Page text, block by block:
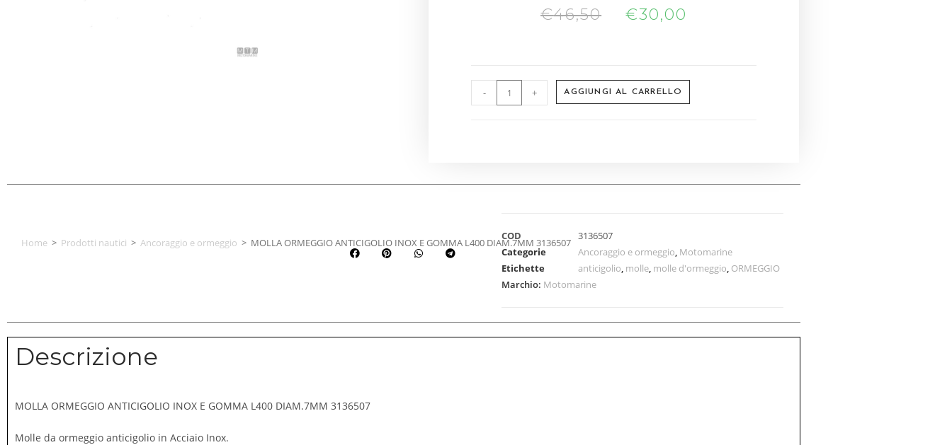
€46,50 €30,00
- + AGGIUNGI AL CARRELLO
Home > Prodotti nautici > Ancoraggio e ormeggio > MOLLA ORMEGGIO ANTICIGOLIO INOX E GOMMA L400 DIAM.7MM 3136507
COD
3136507
Categorie
Ancoraggio e ormeggio, Motomarine
Etichette
anticigolio, molle, molle d'ormeggio, ORMEGGIO
Marchio: Motomarine
Descrizione
MOLLA ORMEGGIO ANTICIGOLIO INOX E GOMMA L400 DIAM.7MM 3136507
Molle da ormeggio anticigolio in Acciaio Inox.